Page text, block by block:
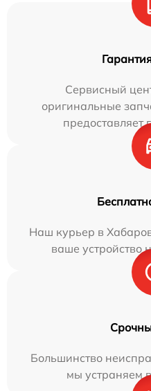
Сервисный
оригинальные
предоставляет
Наш курьер в
ваше устройство
Большинство
мы устраняем